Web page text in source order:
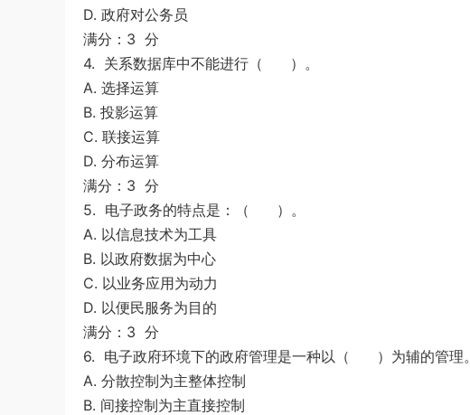
D. 政府对公务员
满分：3 分
4. 关系数据库中不能进行（ ）。
A. 选择运算
B. 投影运算
C. 联接运算
D. 分布运算
满分：3 分
5. 电子政务的特点是：（ ）。
A. 以信息技术为工具
B. 以政府数据为中心
C. 以业务应用为动力
D. 以便民服务为目的
满分：3 分
6. 电子政府环境下的政府管理是一种以（ ）为辅的管理。
A. 分散控制为主整体控制
B. 间接控制为主直接控制